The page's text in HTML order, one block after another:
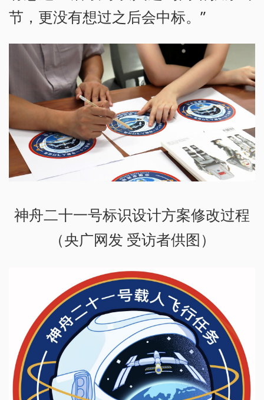
节，更没有想过之后会中标。”
神舟二十一号标识设计方案修改过程
（央广网发 受访者供图）